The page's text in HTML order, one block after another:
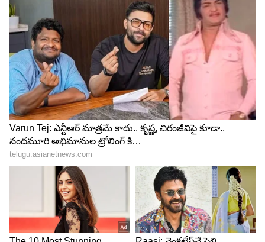
పెరుగుతుంది.వ్యక్తిగత జీవితం కూడా ఆనందంగా
మారుతుంది. కుటుంబ సభ్యులతో సంతోషంగా
గడుపుతారు.సంతానం కోసం చూస్తున్నవారికి సంతానం
కలిగే అవకాశం ఉంది. జీవితంలో చాలా ముఖ్యమైన
నిర్ణయం తీసుకుంటారు.